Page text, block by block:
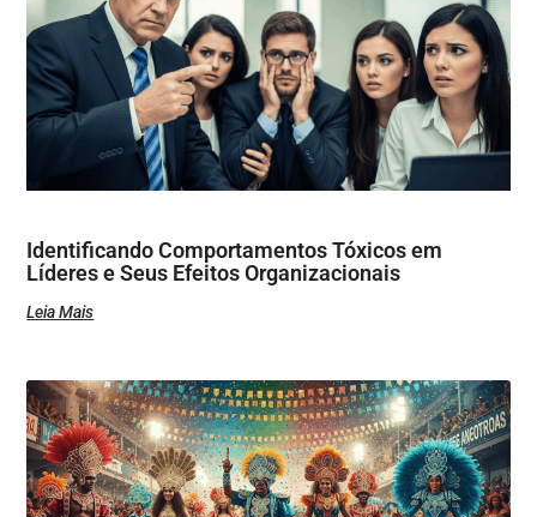
Identificando Comportamentos Tóxicos em
Líderes e Seus Efeitos Organizacionais
Leia Mais